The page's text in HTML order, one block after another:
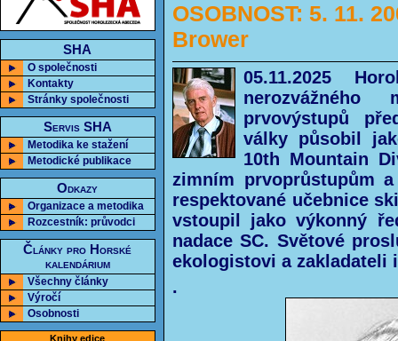
SHA
O společnosti
Kontakty
Stránky společnosti
Servis SHA
Metodika ke stažení
Metodické publikace
Odkazy
Organizace a metodika
Rozcestník: průvodci
Články pro Horské
kalendárium
Všechny články
Výročí
Osobnosti
Knihy edice
OSOBNOST: 5. 11.
Brower
05.11.2025
prvovýstupů
války působil
10th Mountain
zimním prvoprůstupům
respektované učebnice
vstoupil jako výkonný
nadace SC. Světové
ekologistovi a zakladateli
.